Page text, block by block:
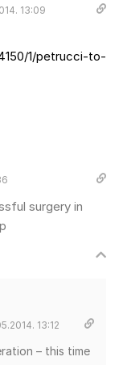
13:09
1/petrucci-to-
surgery in
13:12
– this time